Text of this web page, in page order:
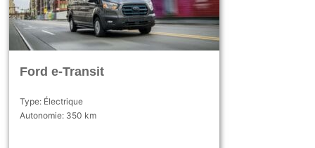
Ford e-Transit
Type: Électrique
Autonomie: 350 km